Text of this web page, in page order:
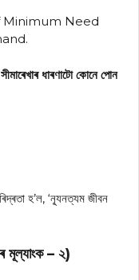
Minimum Need
ধাৰণাটো কোনে পোন
হ’ল, ‘ন্যূনত্যম জীবন
মূল্যাংক – ২)